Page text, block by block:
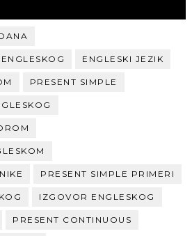
ENGLESKI JEZIK
PRESENT SIMPLE
PRESENT SIMPLE PRIMERI
IZGOVOR ENGLESKOG
PRESENT CONTINUOUS